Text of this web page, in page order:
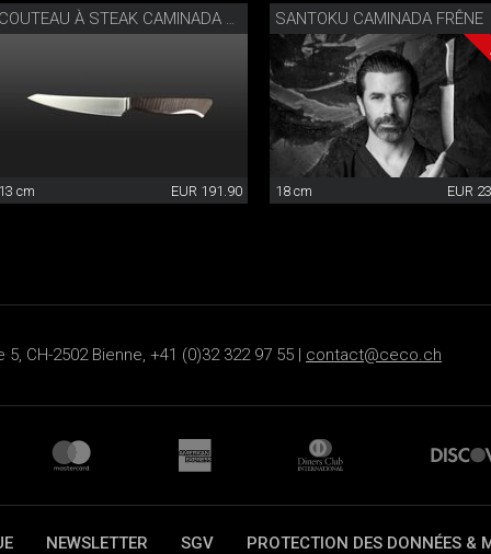
COUTEAU À STEAK CAMINADA BOIS DE FRÊNE
13 cm EUR 191.90
SANTOKU CAMINADA FRÊNE
18 cm EUR
CH-2502 Bienne, +41 (0)32 322 97 55 | contact@ceco.ch
NEWSLETTER SGV PROTECTION DES DONNÉES &